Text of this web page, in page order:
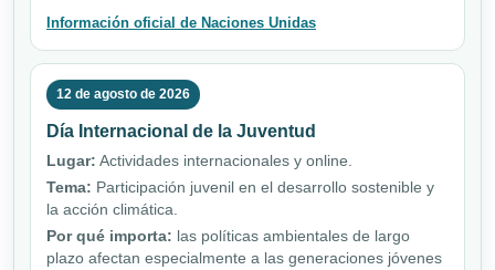
Información oficial de Naciones Unidas
12 de agosto de 2026
Día Internacional de la Juventud
Lugar: Actividades internacionales y online.
Tema: Participación juvenil en el desarrollo sostenible y
la acción climática.
Por qué importa: las políticas ambientales de largo
plazo afectan especialmente a las generaciones jóvenes